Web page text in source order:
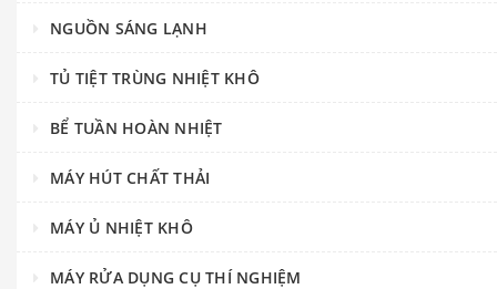
NGUỒN SÁNG LẠNH
TỦ TIỆT TRÙNG NHIỆT KHÔ
BỂ TUẦN HOÀN NHIỆT
MÁY HÚT CHẤT THẢI
MÁY Ủ NHIỆT KHÔ
MÁY RỬA DỤNG CỤ THÍ NGHIỆM